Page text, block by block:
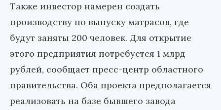
Также инвестор намерен создать
производству по выпуску матрасов, где
будут заняты 200 человек. Для открытие
этого предприятия потребуется 1 млрд
рублей, сообщает пресс-центр областного
правительства. Оба проекта предполагается
реализовать на базе бывшего завода